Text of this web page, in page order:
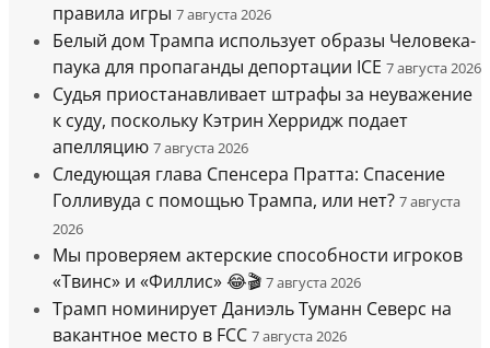
правила игры 7 августа 2026
Белый дом Трампа использует образы Человека-
паука для пропаганды депортации ICE 7 августа 2026
Судья приостанавливает штрафы за неуважение
к суду, поскольку Кэтрин Херридж подает
апелляцию 7 августа 2026
Следующая глава Спенсера Пратта: Спасение
Голливуда с помощью Трампа, или нет? 7 августа
2026
Мы проверяем актерские способности игроков
«Твинс» и «Филлис» 😂🎬 7 августа 2026
Трамп номинирует Даниэль Туманн Северс на
вакантное место в FCC 7 августа 2026